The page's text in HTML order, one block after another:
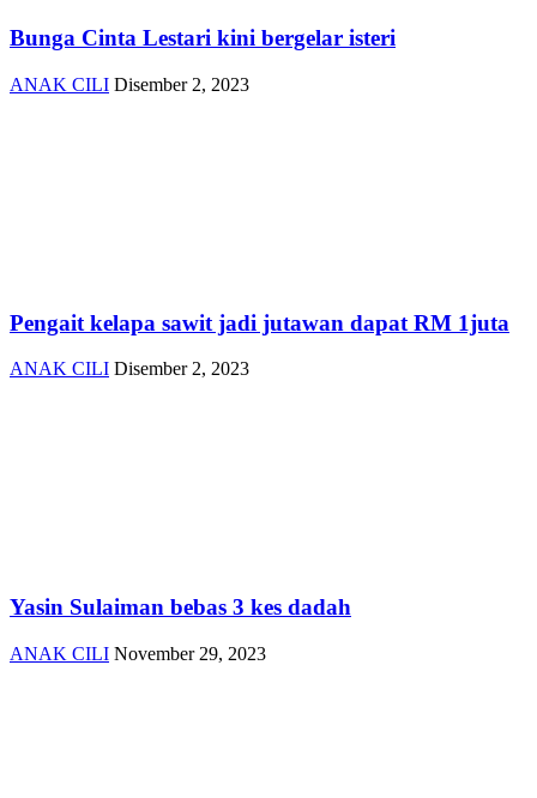
Bunga Cinta Lestari kini bergelar isteri
ANAK CILI Disember 2, 2023
Pengait kelapa sawit jadi jutawan dapat RM 1juta
ANAK CILI Disember 2, 2023
Yasin Sulaiman bebas 3 kes dadah
ANAK CILI November 29, 2023